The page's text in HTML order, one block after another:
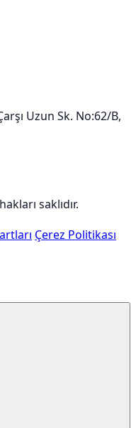
Uzun Sk. No:62/B,
saklıdır.
Çerez Politikası